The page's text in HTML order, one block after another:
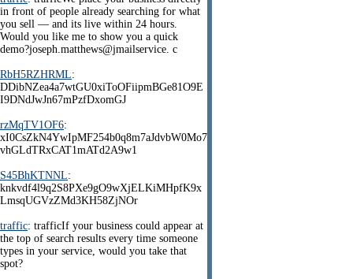
in front of people already searching for what
you sell — and its live within 24 hours.
Would you like me to show you a quick
demo?joseph.matthews@jmailservice. c
RbH5RZHRML:
DDibNZea4a7wtGU0xiToOFiipmBGe81O9E
I9DNdJwJn67mPzfDxomGJ
rzMqTV1OF6:
xI0CsZkN4YwIpMF254b0q8m7aJdvbW0Mo7
vhGLdTRxCAT1mATd2A9w1
S45BhKTNNL:
knkvdf4l9q2S8PXe9gO9wXjELKiMHpfK9x
LmsqUGVzZMd3KH58ZjNOr
traffic: trafficIf your business could appear at
the top of search results every time someone
types in your service, would you take that
spot?